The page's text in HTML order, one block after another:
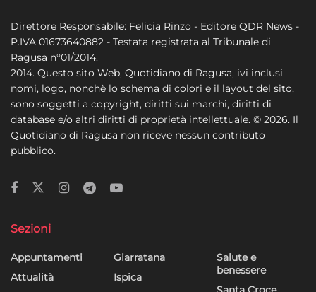
Direttore Responsabile: Felicia Rinzo - Editore QDR News -
P.IVA 01673640882 - Testata registrata al Tribunale di
Ragusa n°01/2014.
2014. Questo sito Web, Quotidiano di Ragusa, ivi inclusi
nomi, logo, nonchè lo schema di colori e il layout del sito,
sono soggetti a copyright, diritti sui marchi, diritti di
database e/o altri diritti di proprietà intellettuale. © 2026. Il
Quotidiano di Ragusa non riceve nessun contributo
pubblico.
Sezioni
Appuntamenti
Attualità
Giarratana
Ispica
Salute e
benessere